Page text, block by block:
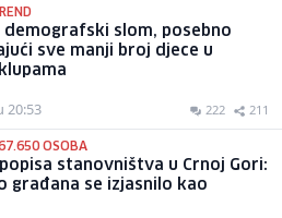
demografski slom, posebno
sve manji broj djece u
20:53 222 211
OSOBA
stanovništva u Crnoj Gori:
građana se izjasnilo kao